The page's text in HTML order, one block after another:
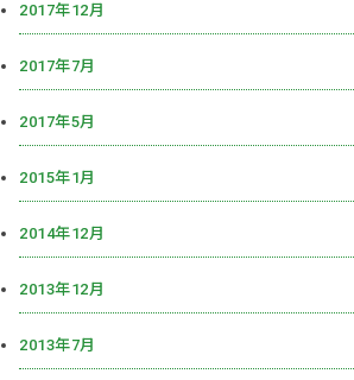
2017年12月
2017年7月
2017年5月
2015年1月
2014年12月
2013年12月
2013年7月